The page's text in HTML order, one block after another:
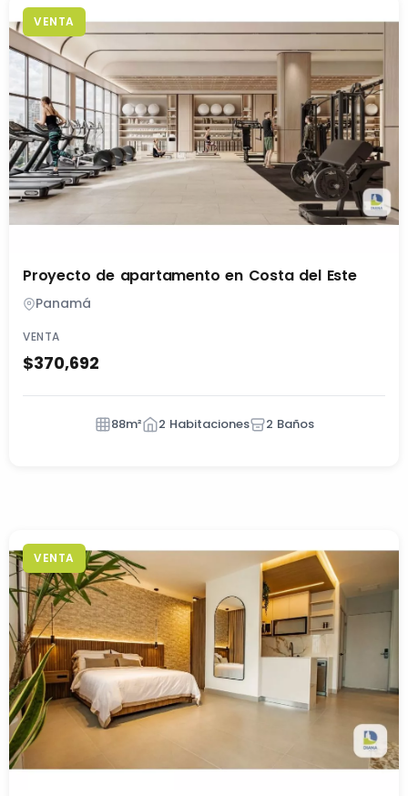
VENTA
Proyecto de apartamento en Costa del Este
Panamá
VENTA
$370,692
88m² 2 Habitaciones 2 Baños
VENTA